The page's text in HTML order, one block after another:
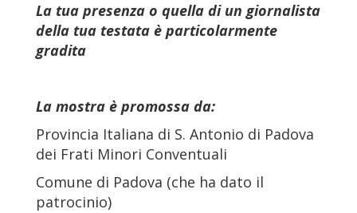
La tua presenza o quella di un giornalista
della tua testata è particolarmente
gradita
La mostra è promossa da:
Provincia Italiana di S. Antonio di Padova
dei Frati Minori Conventuali
Comune di Padova (che ha dato il
patrocinio)